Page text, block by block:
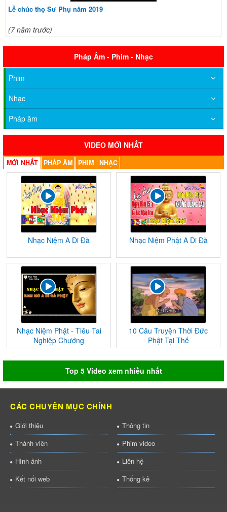
Lễ chúc thọ Sư Phụ năm 2019
(7 năm trước)
Pháp Âm - Phim - Nhạc
Phim
Nhạc
Pháp âm
VIDEO MỚI NHẤT
MỚI NHẤT PHÁP ÂM PHIM NHẠC
Nhạc Niệm A Di Đà Nhạc Niệm Phật A Di Đà
Nhạc Niệm Phật - Tiêu Tai
Nghiệp Chướng
10 Câu Truyện Thời Đức
Phật Tại Thế
Top 5 Video xem nhiều nhất
CÁC CHUYÊN MỤC CHÍNH
Giới thiệu
Thông tin
Thành viên
Phim video
Hình ảnh
Liên hệ
Kết nối web
Thống kê